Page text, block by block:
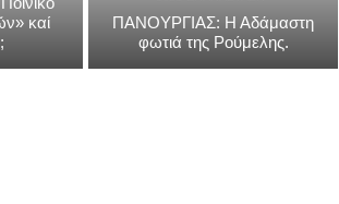
καί
ΠΑΝΟΥΡΓΙΑΣ: Η Αδάμαστη
φωτιά της Ρούμελης.